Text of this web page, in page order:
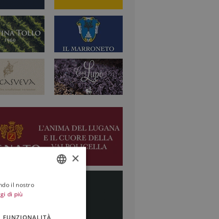
×
il nostro
di più
FUNZIONALITÀ